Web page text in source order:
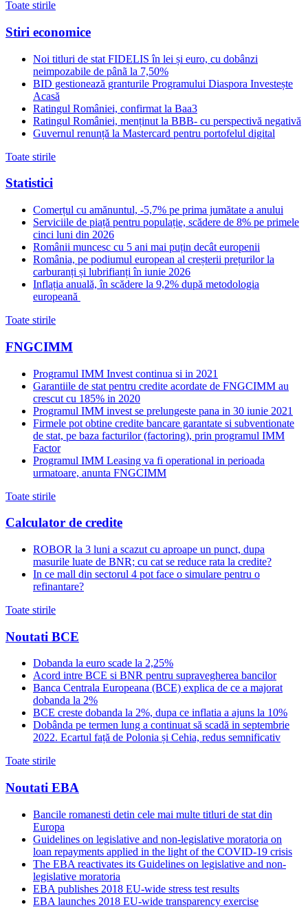
Toate stirile
Stiri economice
Noi titluri de stat FIDELIS în lei și euro, cu dobânzi
neimpozabile de pânã la 7,50%
BID gestionează granturile Programului Diaspora Investește
Acasă
Ratingul României, confirmat la Baa3
Ratingul României, menținut la BBB- cu perspectivă negativă
Guvernul renunță la Mastercard pentru portofelul digital
Toate stirile
Statistici
Comerțul cu amănuntul, -5,7% pe prima jumătate a anului
Serviciile de piață pentru populație, scădere de 8% pe primele
cinci luni din 2026
Românii muncesc cu 5 ani mai puțin decât europenii
România, pe podiumul european al creșterii prețurilor la
carburanți și lubrifianți în iunie 2026
Inflația anuală, în scădere la 9,2% după metodologia
europeană
Toate stirile
FNGCIMM
Programul IMM Invest continua si in 2021
Garantiile de stat pentru credite acordate de FNGCIMM au
crescut cu 185% in 2020
Programul IMM invest se prelungeste pana in 30 iunie 2021
Firmele pot obtine credite bancare garantate si subventionate
de stat, pe baza facturilor (factoring), prin programul IMM
Factor
Programul IMM Leasing va fi operational in perioada
urmatoare, anunta FNGCIMM
Toate stirile
Calculator de credite
ROBOR la 3 luni a scazut cu aproape un punct, dupa
masurile luate de BNR; cu cat se reduce rata la credite?
In ce mall din sectorul 4 pot face o simulare pentru o
refinantare?
Toate stirile
Noutati BCE
Dobanda la euro scade la 2,25%
Acord intre BCE si BNR pentru supravegherea bancilor
Banca Centrala Europeana (BCE) explica de ce a majorat
dobanda la 2%
BCE creste dobanda la 2%, dupa ce inflatia a ajuns la 10%
Dobânda pe termen lung a continuat să scadă in septembrie
2022. Ecartul față de Polonia și Cehia, redus semnificativ
Toate stirile
Noutati EBA
Bancile romanesti detin cele mai multe titluri de stat din
Europa
Guidelines on legislative and non-legislative moratoria on
loan repayments applied in the light of the COVID-19 crisis
The EBA reactivates its Guidelines on legislative and non-
legislative moratoria
EBA publishes 2018 EU-wide stress test results
EBA launches 2018 EU-wide transparency exercise